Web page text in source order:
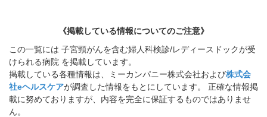
《掲載している情報についてのご注意》
この一覧には 子宮頸がんを含む婦人科検診/レディースドックが受
けられる病院 を掲載しています。
掲載している各種情報は、ミーカンパニー株式会社および株式会
社eヘルスケアが調査した情報をもとにしています。 正確な情報掲
載に努めておりますが、内容を完全に保証するものではありませ
ん。